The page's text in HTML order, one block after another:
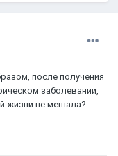
после получения
заболевании,
жизни не мешала?